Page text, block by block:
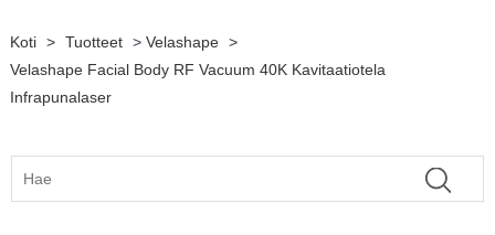
Koti > Tuotteet > Velashape >
Velashape Facial Body RF Vacuum 40K Kavitaatiotela
Infrapunalaser